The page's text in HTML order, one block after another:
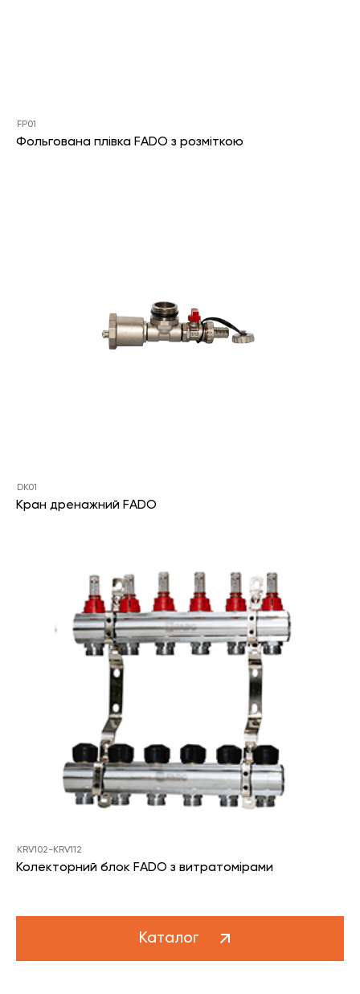
FP01
Фольгована плівка FADO з розміткою
DK01
Кран дренажний FADO
KRV102-KRV112
Колекторний блок FADO з витратомірами
Каталог